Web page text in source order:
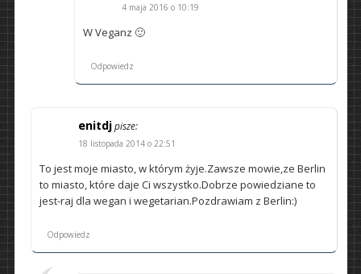
4 maja 2016 o 10:19
W Veganz 🙂
Odpowiedz
enitdj pisze:
18 listopada 2014 o 22:51
To jest moje miasto, w którym żyje.Zawsze mowie,ze Berlin
to miasto, które daje Ci wszystko.Dobrze powiedziane to
jest-raj dla wegan i wegetarian.Pozdrawiam z Berlin:)
Odpowiedz